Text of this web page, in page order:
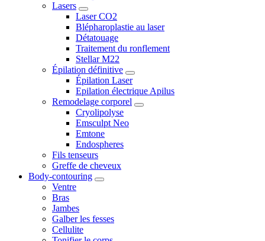
Lasers
Laser CO2
Blépharoplastie au laser
Détatouage
Traitement du ronflement
Stellar M22
Épilation définitive
Épilation Laser
Epilation électrique Apilus
Remodelage corporel
Cryolipolyse
Emsculpt Neo
Emtone
Endospheres
Fils tenseurs
Greffe de cheveux
Body-contouring
Ventre
Bras
Jambes
Galber les fesses
Cellulite